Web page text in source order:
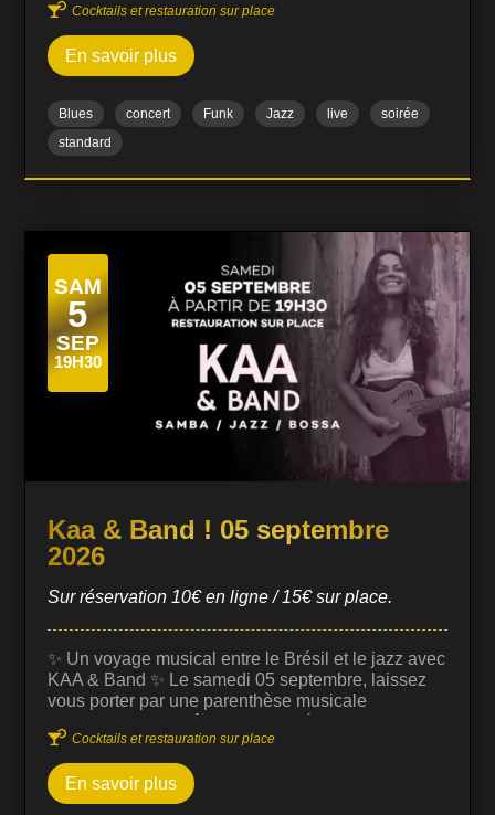
son univers musical riche et sa maîtrise du jazz,
funk et blues. Cette jam session est ouverte à tous
les musiciens et passionnés, dans une ambiance
conviviale et dynamique. C’est l’occasion de
découvrir des improvisations uniques, où le
dialogue musical entre les artistes crée des
moments intenses et spontanés. 🎶 Musiciens et
chanteurs : Prêts à monter sur scène ? L'entrée
vous est offerte sur inscription via le formulaire…
 Cocktails et restauration sur place
En savoir plus
Blues concert Funk Jazz live
soirée
standard
SAM
5
SEP
19H30
Kaa & Band ! 05 septembre
2026
Sur réservation 10€ en ligne / 15€ sur place.
✨ Un voyage musical entre le Brésil et le jazz avec
KAA & Band ✨ Le samedi 05 septembre, laissez
vous porter par une parenthèse musicale
Jazz Club Biarritz, en compagnie de Kaa,
chanteuse à la voix puissante, délicate et
profondément expressive, qui vous plonge
instantanément dans l’âme de la musique
 Cocktails et restauration sur place
En savoir plus